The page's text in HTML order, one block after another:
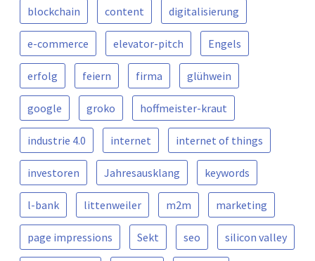
blockchain content digitalisierung
e-commerce elevator-pitch Engels
erfolg feiern firma glühwein
google groko hoffmeister-kraut
industrie 4.0 internet internet of things
investoren Jahresausklang keywords
l-bank littenweiler m2m marketing
page impressions Sekt seo silicon valley